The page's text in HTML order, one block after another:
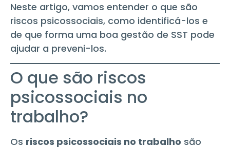
Neste artigo, vamos entender o que são
riscos psicossociais, como identificá-los e
de que forma uma boa gestão de SST pode
ajudar a preveni-los.
O que são riscos
psicossociais no
trabalho?
Os riscos psicossociais no trabalho são